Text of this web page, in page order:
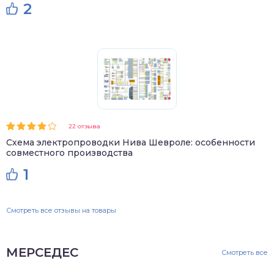
2
22 отзыва
Схема электропроводки Нива Шевроле: особенности
совместного производства
1
Смотреть все отзывы на товары
МЕРСЕДЕС Смотреть все